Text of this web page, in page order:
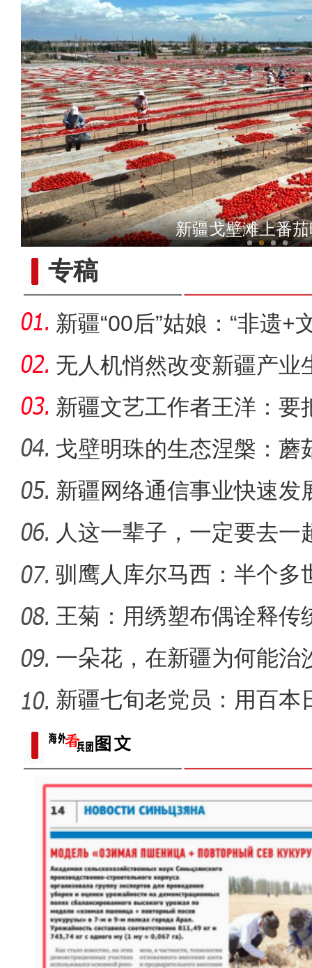
【与你为邻】俄罗斯教授：
【与你为邻】西班牙机械师
新疆戈壁滩上番
专稿
新疆“00后”姑娘：“非遗+
无人机悄然改变新疆产业
新疆文艺工作者王洋：要
多人听
戈壁明珠的生态涅槃：蘑
战
新疆网络通信事业快速发
距离
人这一辈子，一定要去一
驯鹰人库尔马西：半个多
王菊：用绣塑布偶诠释传
一朵花，在新疆为何能治
新疆七旬老党员：用百本
世纪变